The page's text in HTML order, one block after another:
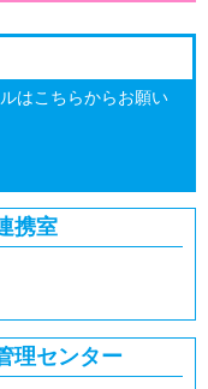
はこちらからお願い
携室
理センター